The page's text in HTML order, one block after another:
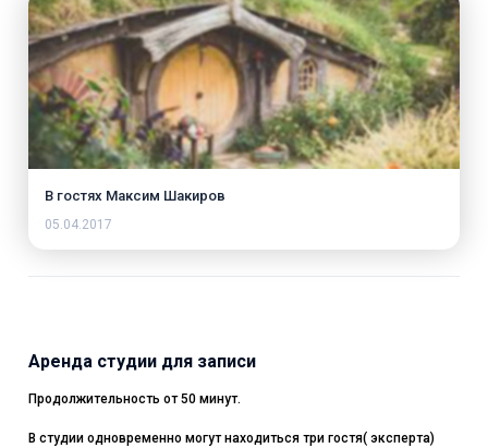
В гостях Максим Шакиров
05.04.2017
Аренда студии для записи
Продолжительность от 50 минут.
В студии одновременно могут находиться три гостя( эксперта)